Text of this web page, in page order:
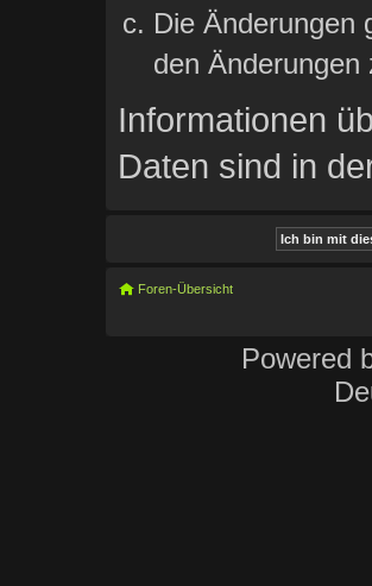
Die Änderungen
den
Informationen
Daten sind in
Foren-Übersicht
Powered